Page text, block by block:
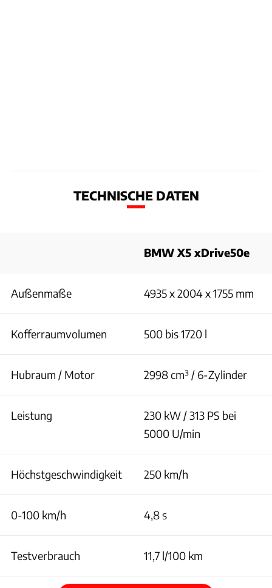
TECHNISCHE DATEN
BMW X5 xDrive50e
Außenmaße 4935 x 2004 x 1755 mm
Kofferraumvolumen 500 bis 1720 l
Hubraum / Motor 2998 cm³ / 6-Zylinder
Leistung
230 kW / 313 PS bei
5000 U/min
Höchstgeschwindigkeit 250 km/h
0-100 km/h 4,8 s
Testverbrauch 11,7 l/100 km